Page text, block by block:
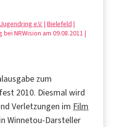
e.V. | Bielefeld |
NRWision am 09.08.2011 |
zum
2010. Diesmal wird
Verletzungen im Film
Winnetou-Darsteller